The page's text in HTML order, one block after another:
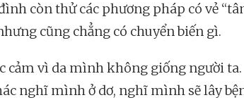
còn thử các phương pháp có vẻ
cũng chẳng có chuyển biến gì.
cảm vì da mình không giống người ta.
nghĩ mình ở dơ, nghĩ mình sẽ lây